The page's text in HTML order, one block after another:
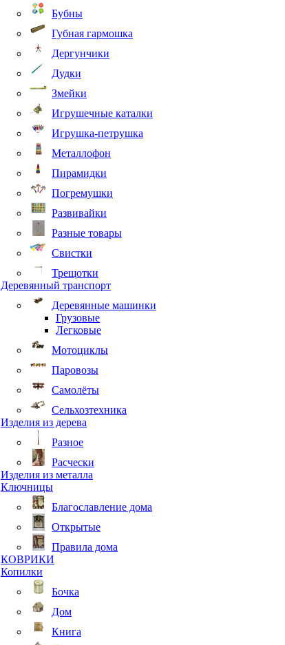
Бубны
Губная гармошка
Дергунчики
Дудки
Змейки
Игрушечные каталки
Игрушка-петрушка
Металлофон
Пирамидки
Погремушки
Развивайки
Разные товары
Свистки
Трещотки
Деревянный транспорт
Деревянные машинки
Грузовые
Легковые
Мотоциклы
Паровозы
Самолёты
Сельхозтехника
Изделия из дерева
Разное
Расчески
Изделия из металла
Ключницы
Благославление дома
Открытые
Правила дома
КОВРИКИ
Копилки
Бочка
Дом
Книга